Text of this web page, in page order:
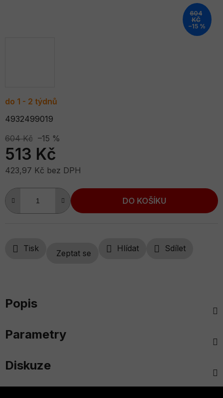
do 1 - 2 týdnů
4932499019
604 Kč –15 %
513 Kč
423,97 Kč bez DPH
Měrná cena:
DO KOŠÍKU
Tisk Zeptat se Hlídat Sdílet
604
KČ
–15 %
Popis
Parametry
Diskuze